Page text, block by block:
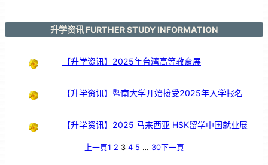
升学资讯 FURTHER STUDY INFORMATION
【升学资讯】2025年台湾高等教育展
【升学资讯】暨南大学开始接受2025年入学报名
【升学资讯】2025 马来西亚 HSK留学中国就业展
上一頁1 2 3 4 5 … 30下一頁